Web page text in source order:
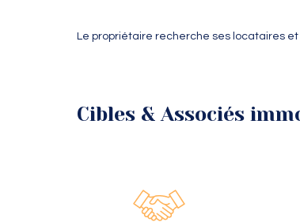
Le propriétaire recherche ses locataires
Cibles & Associés